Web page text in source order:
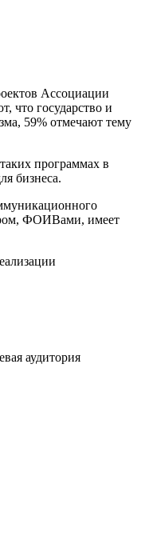
Ассоциации
что государство и
59% отмечают тему
программах в
бизнеса.
ФОИВами, имеет
аудитория